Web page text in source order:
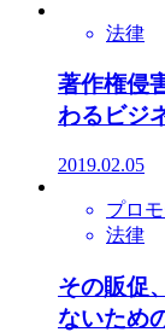
法律
著作権侵
わるビジ
2019.02.05
プロ
法律
その販促
ないため